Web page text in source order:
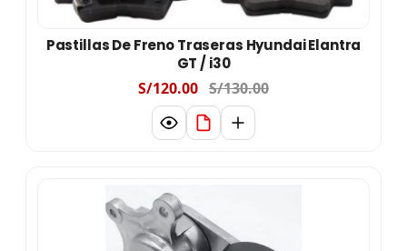
Pastillas De Freno Traseras Hyundai Elantra
GT / i30
S/120.00 S/130.00